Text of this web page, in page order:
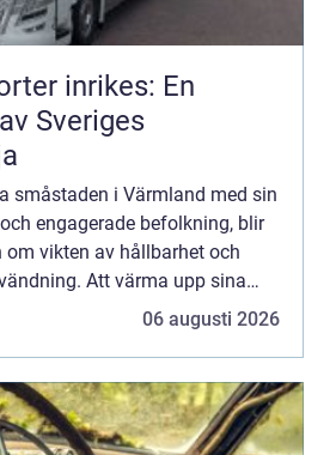
inrikes: En
Sveriges
småstaden i Värmland med sin
engagerade befolkning, blir
om vikten av hållbarhet och
Att värma upp sina
oc...
06 augusti 2026